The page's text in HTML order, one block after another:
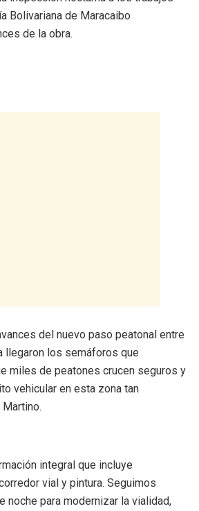
Bolivariana de Maracaibo
de la obra.
del nuevo paso peatonal entre
llegaron los semáforos que
miles de peatones crucen seguros y
vehicular en esta zona tan
integral que incluye
vial y pintura. Seguimos
noche para modernizar la vialidad,